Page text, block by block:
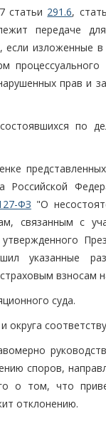
статьи 291.6,
передаче
если изложенные
прав и
по
Российской
ФЗ "О
связанным с
указанные
взносам
суда.
округа
споров,
о том, что
отклонению.